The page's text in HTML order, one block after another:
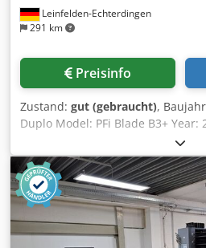
Leinfelden-Echterdingen
291 km
Preisinfo
Zustand: gut (gebraucht),
Duplo Model: PFi Blade B3+ Year:
Germany (free loaded onto truck)
★★★★★☆ (9/10) _____ Why this
Duplo PFi Blade B3+ is a compact
digital cutting table designed for
demand production. It combines
creasing in a single operation,
packaging prototypes, labels,